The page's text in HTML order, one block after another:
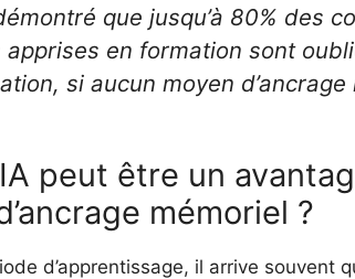
que jusqu’à 80% des
apprises en formation sont
si aucun moyen
peut être un
mémoriel ?
d’apprentissage, il arrive souvent